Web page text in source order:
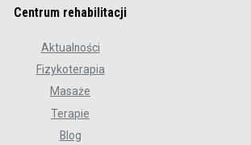
Centrum rehabilitacji
Aktualności
Fizykoterapia
Masaże
Terapie
Blog